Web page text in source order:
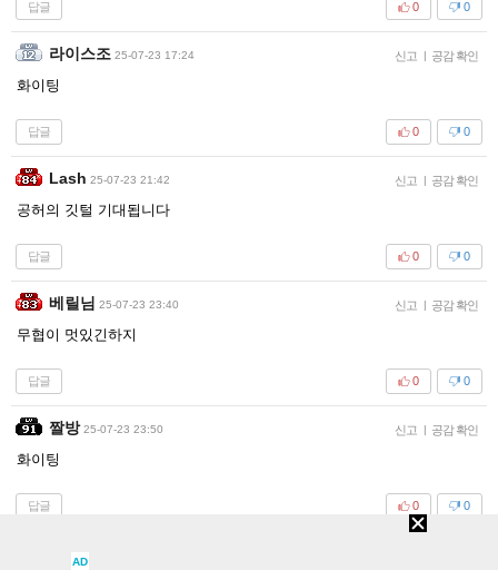
답글 0
0
라이스조 25-07-23 17:24 신고 | 공감 확인
화이팅
답글 0
0
Lash 25-07-23 21:42 신고 | 공감 확인
공허의 깃털 기대됩니다
답글 0
0
베릴님 25-07-23 23:40 신고 | 공감 확인
무협이 멋있긴하지
답글 0
0
짤방 25-07-23 23:50 신고 | 공감 확인
화이팅
답글 0
0
AD